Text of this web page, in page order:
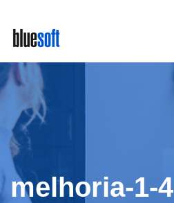
main
content
melhoria-1-4